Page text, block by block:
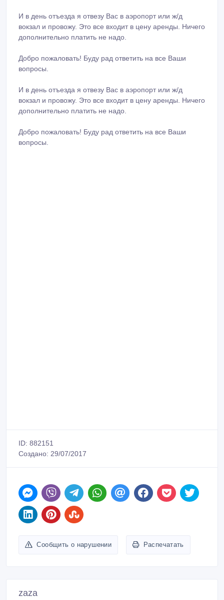
И в день отъезда я отвезу Вас в аэропорт или ж/д
вокзал и провожу. Это все входит в цену аренды. Ничего
дополнительно платить не надо.
Добро пожаловать! Буду рад ответить на все Ваши
вопросы.
И в день отъезда я отвезу Вас в аэропорт или ж/д
вокзал и провожу. Это все входит в цену аренды. Ничего
дополнительно платить не надо.
Добро пожаловать! Буду рад ответить на все Ваши
вопросы.
ID: 882151
Создано: 29/07/2017
Сообщить о нарушении Распечатать
zaza